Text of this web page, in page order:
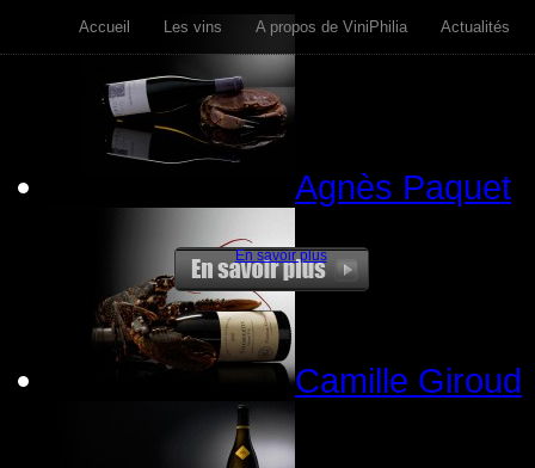
Accueil Les vins A propos de ViniPhilia Actualités
En savoir plus
Agnès Paquet
Camille Giroud